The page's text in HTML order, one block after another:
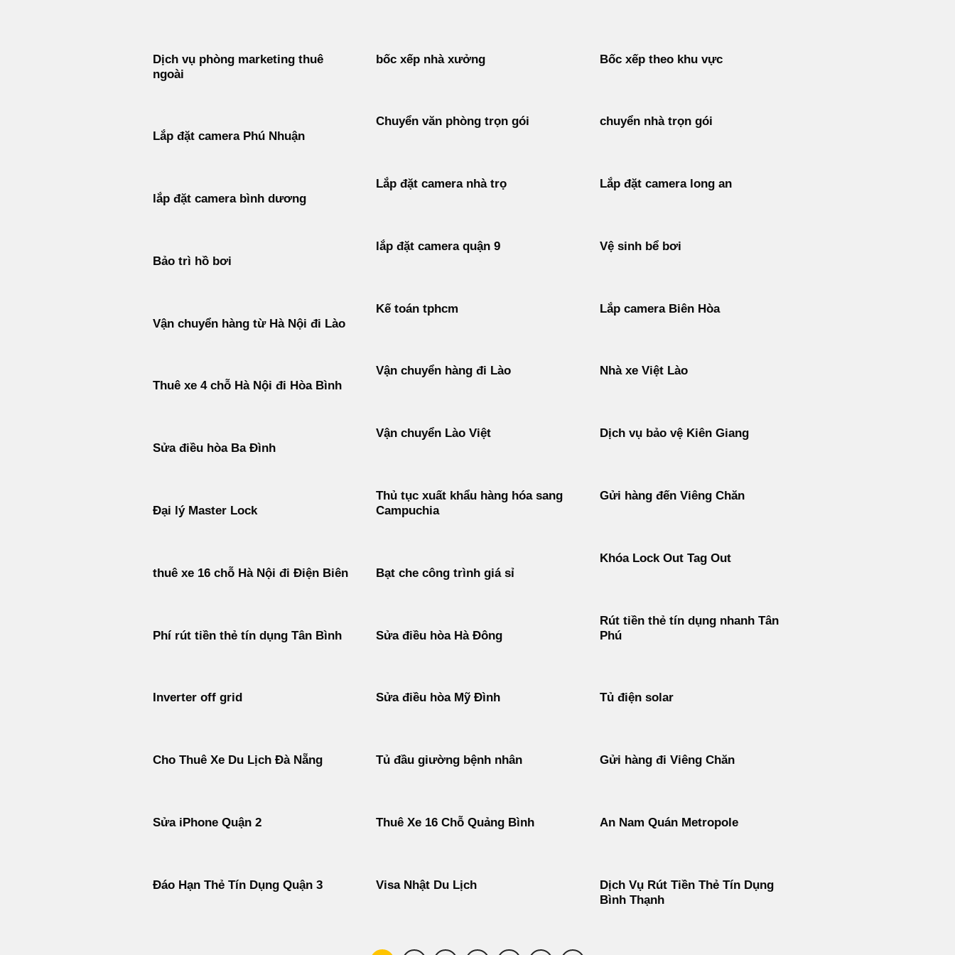
Dịch vụ phòng marketing thuê
ngoài
bốc xếp nhà xưởng Bốc xếp theo khu vực
Chuyển văn phòng trọn gói
chuyển nhà trọn gói
Lắp đặt camera Phú Nhuận
Lắp đặt camera nhà trọ
Lắp đặt camera long an
lắp đặt camera bình dương
lắp đặt camera quận 9
Vệ sinh bể bơi
Bảo trì hồ bơi
Kế toán tphcm
Lắp camera Biên Hòa
Vận chuyển hàng từ Hà Nội đi Lào
Vận chuyển hàng đi Lào
Nhà xe Việt Lào
Thuê xe 4 chỗ Hà Nội đi Hòa Bình
Vận chuyển Lào Việt
Dịch vụ bảo vệ Kiên Giang
Sửa điều hòa Ba Đình
Thủ tục xuất khẩu hàng hóa sang
Campuchia
Gửi hàng đến Viêng Chăn
Đại lý Master Lock
Khóa Lock Out Tag Out
Bạt che công trình giá sỉ
thuê xe 16 chỗ Hà Nội đi Điện Biên
Rút tiền thẻ tín dụng nhanh Tân
Phú
Sửa điều hòa Hà Đông
Phí rút tiền thẻ tín dụng Tân Bình
Sửa điều hòa Mỹ Đình Tủ điện solar
Inverter off grid
Tủ đầu giường bệnh nhân Gửi hàng đi Viêng Chăn
Cho Thuê Xe Du Lịch Đà Nẵng
Thuê Xe 16 Chỗ Quảng Bình An Nam Quán Metropole
Sửa iPhone Quận 2
Visa Nhật Du Lịch
Dịch Vụ Rút Tiền Thẻ Tín Dụng
Bình Thạnh
Đáo Hạn Thẻ Tín Dụng Quận 3